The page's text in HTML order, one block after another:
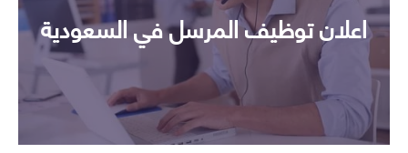
اعلان توظيف المرسل في السعودية